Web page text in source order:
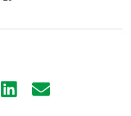
Share
Share